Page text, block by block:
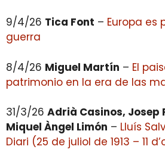
9/4/26 Tica Font – Europa es
guerra
8/4/26 Miguel Martín – El
patrimonio en la era de las
31/3/26 Adrià Casinos, Josep
Miquel Àngel Limón – Lluís
Diari (25 de juliol de 1913 – 11